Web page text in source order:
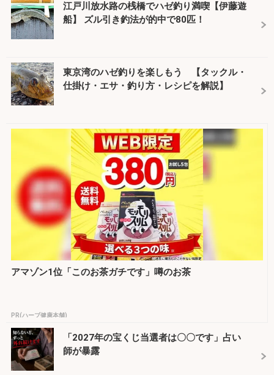
江戸川放水路の桟橋でハゼ釣り満喫【伊藤遊
船】 ズル引き釣法が的中で80匹！
東京湾のハゼ釣りを楽しもう 【タックル・
仕掛け・エサ・釣り方・レシピを解説】
アマゾン1位「このお茶ガチです」噂のお茶
PR(ハーブ健康本舗)
「2027年の宝くじ当選者は〇〇です」占い
師が暴露